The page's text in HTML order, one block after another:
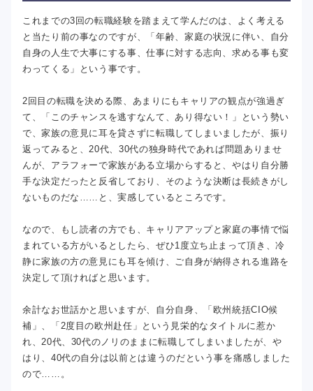
これまでの3回の転職経験を踏まえて学んだのは、よく考える
と当たり前の事なのですが、「年齢、家庭の状況に伴い、自分
自身の人生で大事にする事、仕事に対する志向、求める事も変
わってくる」という事です。
2回目の転職を決める際、あまりにもキャリアの観点が強過ぎ
て、「このチャンスを逃すなんて、あり得ない！」という勢い
で、家族の意見に耳を貸さずに転職してしまいましたが、振り
返ってみると、20代、30代の独身時代であれば問題ありませ
んが、アラフォーで家族がある立場からすると、やはり自分勝
手な決定だったと反省しており、そのような決断は長続きがし
ないものだな……と、実感しているところです。
なので、もし読者の方でも、キャリアアップと家庭の事情で悩
まれている方がいるとしたら、ぜひ1度立ち止まって頂き、冷
静に家族の方の意見にも耳を傾け、ご自身が納得される進路を
決定して頂ければと思います。
余計なお世話かと思いますが、自分自身、「欧州統括CIO候
補」、「2度目の欧州赴任」という見栄的なタイトルに惹か
れ、20代、30代のノリのままに転職してしまいましたが、や
はり、40代の自分は以前とは違うのだという事を痛感しました
ので……。